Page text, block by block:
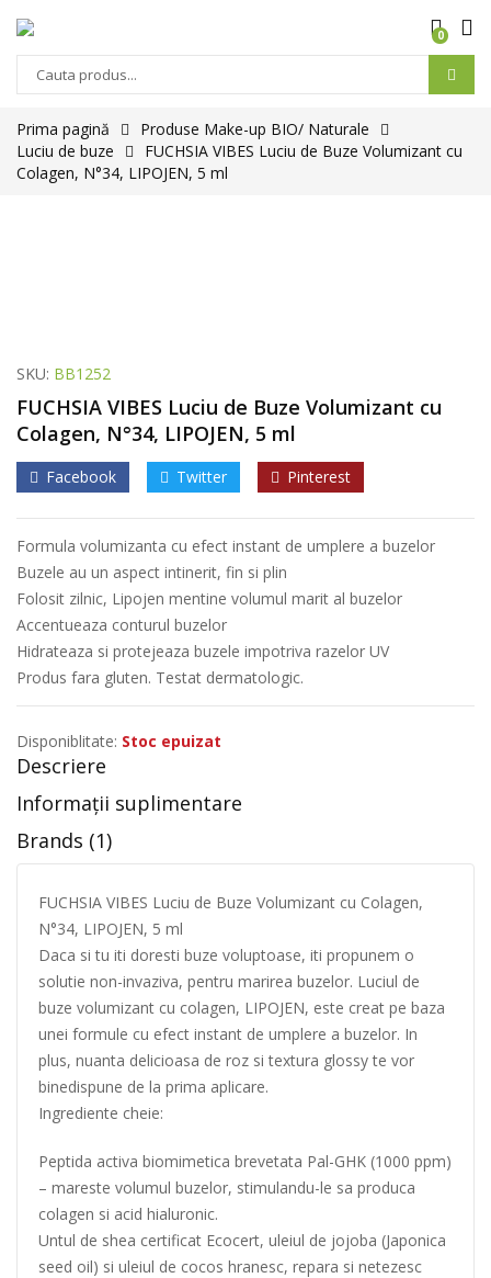
0
Prima pagină
Produse Make-up BIO/ Naturale
Luciu de buze
FUCHSIA VIBES Luciu de Buze Volumizant cu
Colagen, N°34, LIPOJEN, 5 ml
SKU: BB1252
FUCHSIA VIBES Luciu de Buze Volumizant cu
Colagen, N°34, LIPOJEN, 5 ml
Facebook Twitter Pinterest
Formula volumizanta cu efect instant de umplere a buzelor
Buzele au un aspect intinerit, fin si plin
Folosit zilnic, Lipojen mentine volumul marit al buzelor
Accentueaza conturul buzelor
Hidrateaza si protejeaza buzele impotriva razelor UV
Produs fara gluten. Testat dermatologic.
Disponiblitate: Stoc epuizat
Descriere
Informații suplimentare
Brands (1)
FUCHSIA VIBES Luciu de Buze Volumizant cu Colagen,
N°34, LIPOJEN, 5 ml
Daca si tu iti doresti buze voluptoase, iti propunem o
solutie non-invaziva, pentru marirea buzelor. Luciul de
buze volumizant cu colagen, LIPOJEN, este creat pe baza
unei formule cu efect instant de umplere a buzelor. In
plus, nuanta delicioasa de roz si textura glossy te vor
binedispune de la prima aplicare.
Ingrediente cheie:
Peptida activa biomimetica brevetata Pal-GHK (1000 ppm)
– mareste volumul buzelor, stimulandu-le sa produca
colagen si acid hialuronic.
Untul de shea certificat Ecocert, uleiul de jojoba (Japonica
seed oil) si uleiul de cocos hranesc, repara si netezesc